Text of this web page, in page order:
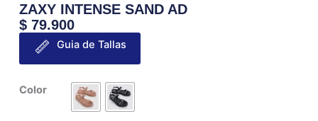
ZAXY INTENSE SAND AD
$79.900
Guia de Tallas
Color
ZAXY